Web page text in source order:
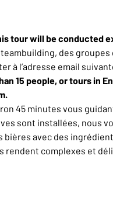
tour will be conducted
des groupes
à l’adresse email
15 people, or tours in
45 minutes vous
sont installées, nous
avec des
complexes et